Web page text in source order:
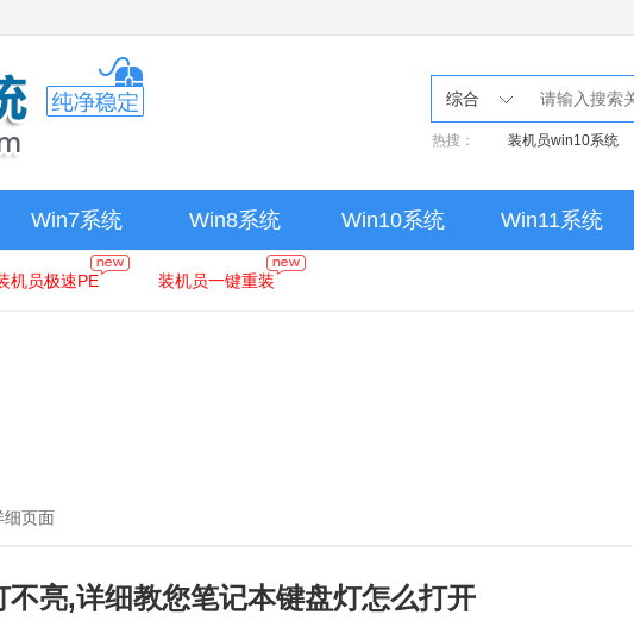
综合
热搜： 装机员win10系统
Win7系统 Win8系统 Win10系统 Win11系统
机员极速PE 装机员一键重装
细页面
不亮,详细教您笔记本键盘灯怎么打开